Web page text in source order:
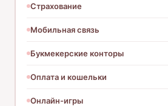
Страхование
Мобильная связь
Букмекерские конторы
Оплата и кошельки
Онлайн-игры